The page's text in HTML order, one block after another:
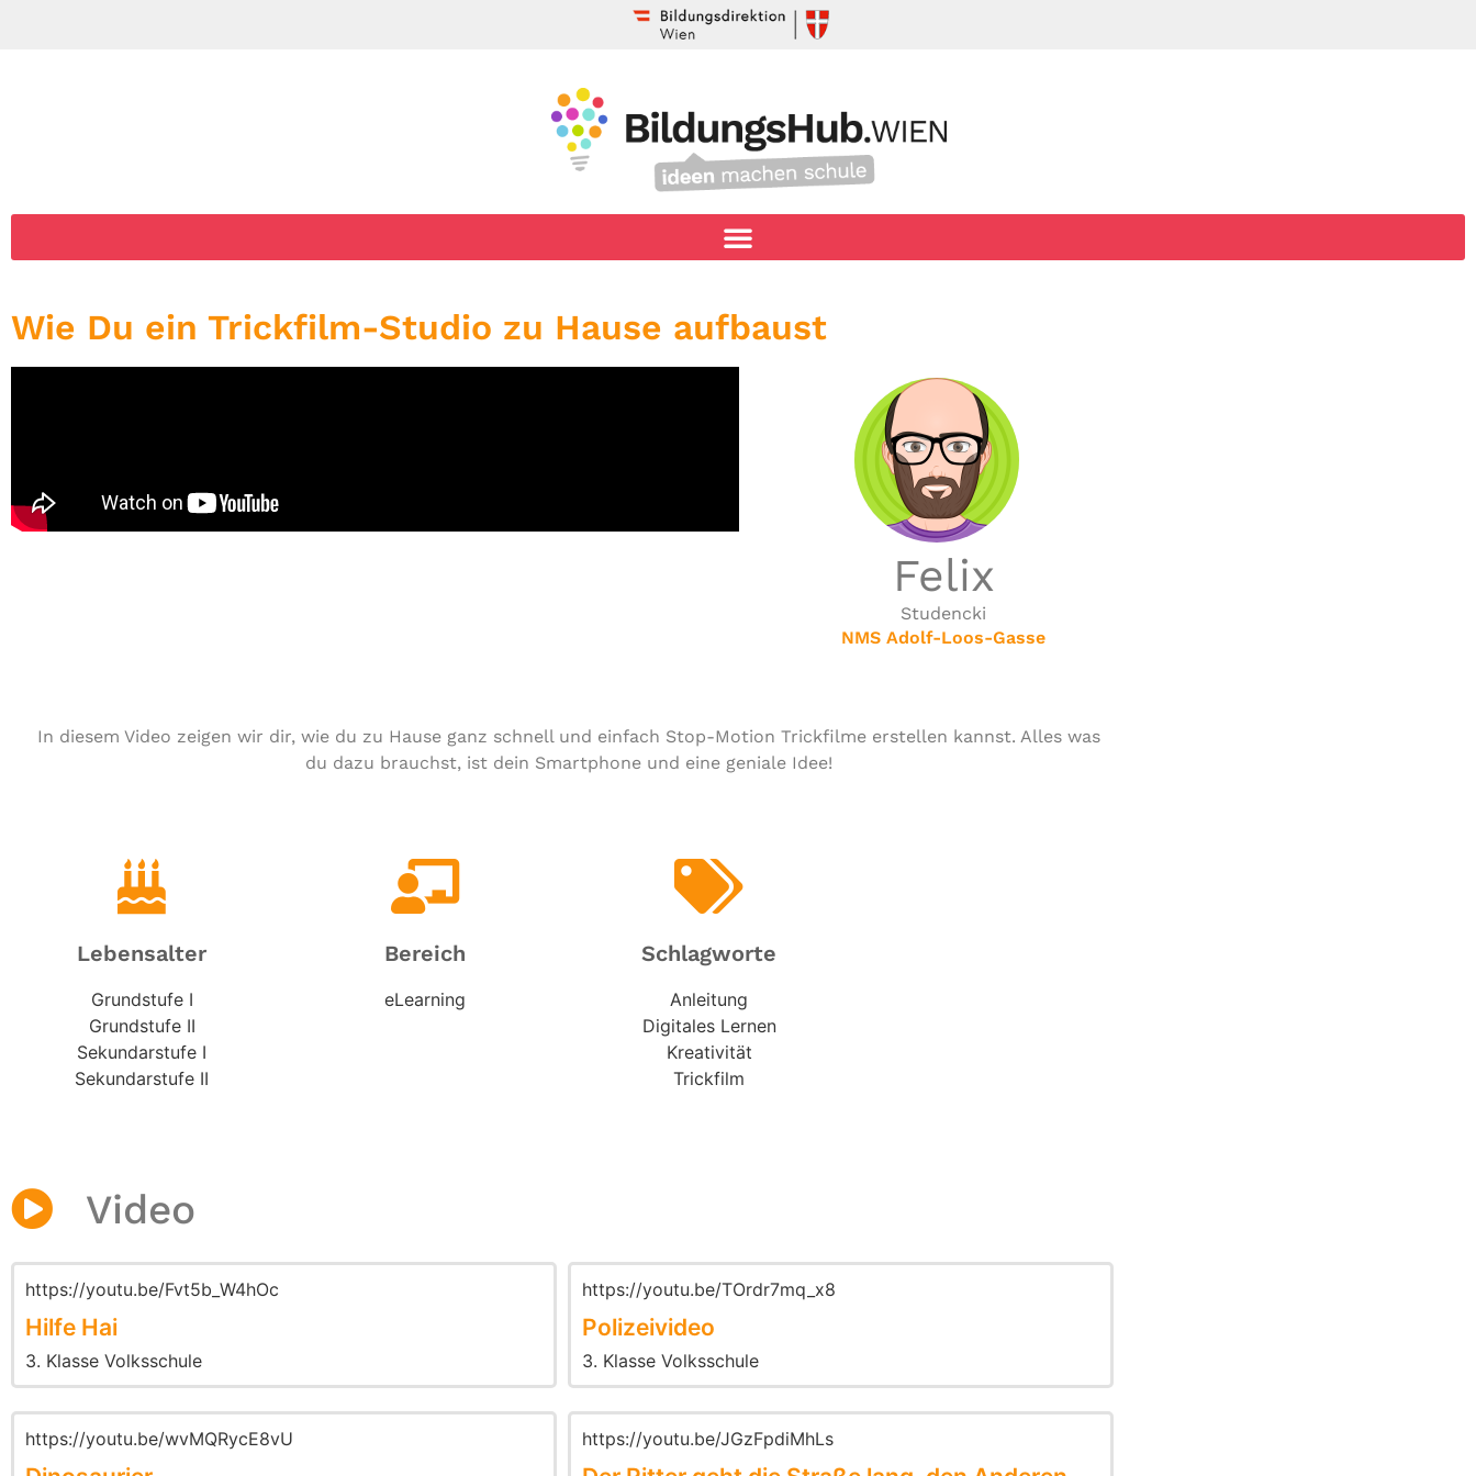
Wie Du ein Trickfilm-Studio zu Hause aufbaust
Felix
Studencki
NMS Adolf-Loos-Gasse
In diesem Video zeigen wir dir, wie du zu Hause ganz schnell und einfach Stop-Motion Trick­fil­me erstellen kannst. Alles was
du dazu brauchst, ist dein Smart­phone und eine geniale Idee!
Lebensalter
Grundstufe I
Grundstufe II
Sekundarstufe I
Sekundarstufe II
Bereich
eLearning
Schlagworte
Anleitung
Digitales Lernen
Kreativität
Trickfilm
Video
https://youtu.be/Fvt5b_W4hOc
Hilfe Hai
3. Klasse Volksschule
https://youtu.be/TOrdr7mq_x8
Polizeivideo
3. Klasse Volksschule
https://youtu.be/wvMQRycE8vU https://youtu.be/JGzFpdiMhLs